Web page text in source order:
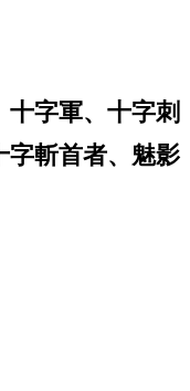
字軍、十字刺
字斬首者、魅影